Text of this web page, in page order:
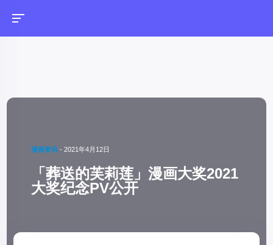
漫画资讯 -2021年4月12日
「葬送的芙莉莲」漫画大奖2021
大奖纪念PV公开